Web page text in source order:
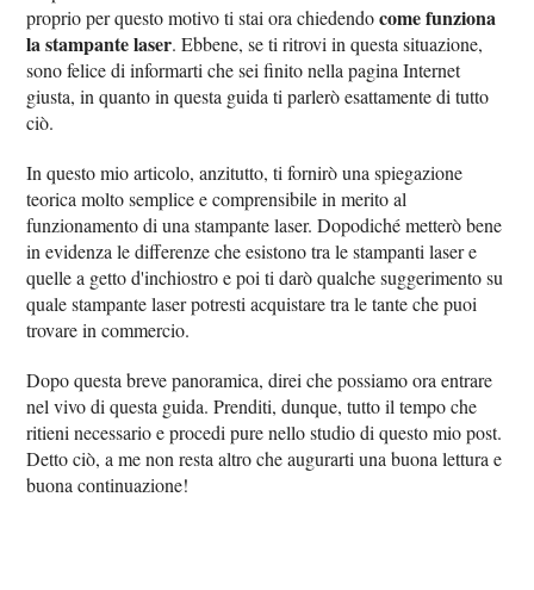
proprio per questo motivo ti stai ora chiedendocome funziona
la stampante laser. Ebbene, se ti ritrovi in questa situazione,
sono felice di informarti che sei finito nella pagina Internet
giusta, in quanto in questa guida ti parlerò esattamente di tutto
ciò.
In questo mio articolo, anzitutto, ti fornirò una spiegazione
teorica molto semplice e comprensibile in merito al
funzionamento di una stampante laser. Dopodiché metterò bene
in evidenza le differenze che esistono tra le stampanti laser e
quelle a getto d'inchiostro e poi ti darò qualche suggerimento su
quale stampante laser potresti acquistare tra le tante che puoi
trovare in commercio.
Dopo questa breve panoramica, direi che possiamo ora entrare
nel vivo di questa guida. Prenditi, dunque, tutto il tempo che
ritieni necessario e procedi pure nello studio di questo mio post.
Detto ciò, a me non resta altro che augurarti una buona lettura e
buona continuazione!